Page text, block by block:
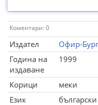
Коментари: 0
Издател
Офир-
Година на
издаване
1999
Корици
меки
Език
български